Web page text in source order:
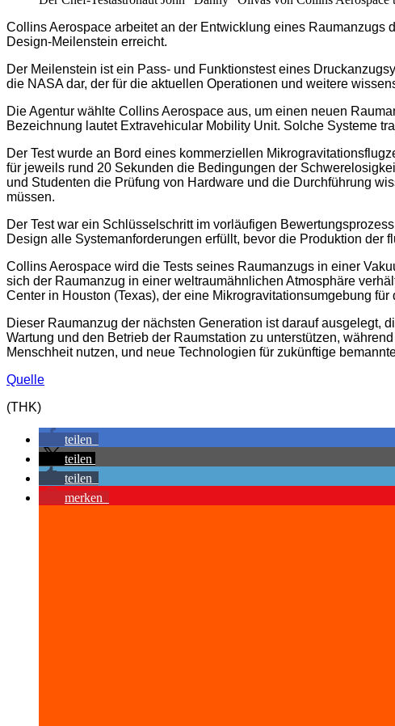
Collins Aerospace arbeitet an der Entwicklung eines Raumanzugs
Design-Meilenstein erreicht.
Der Meilenstein ist ein Pass- und Funktionstest eines
die NASA dar, der für die aktuellen Operationen und weitere
Die Agentur wählte Collins Aerospace aus, um einen neuen
Bezeichnung lautet Extravehicular Mobility Unit. Solche Systeme
Der Test wurde an Bord eines kommerziellen
für jeweils rund 20 Sekunden die Bedingungen der
und Studenten die Prüfung von Hardware und die Durchführung
müssen.
Der Test war ein Schlüsselschritt im vorläufigen
Design alle Systemanforderungen erfüllt, bevor die Produktion der
Collins Aerospace wird die Tests seines Raumanzugs in einer
sich der Raumanzug in einer weltraumähnlichen Atmosphäre
Center in Houston (Texas), der eine Mikrogravitationsumgebung
Dieser Raumanzug der nächsten Generation ist darauf ausgelegt,
Wartung und den Betrieb der Raumstation zu unterstützen,
Menschheit nutzen, und neue Technologien für zukünftige
Quelle
(THK)
teilen
teilen
teilen
merken